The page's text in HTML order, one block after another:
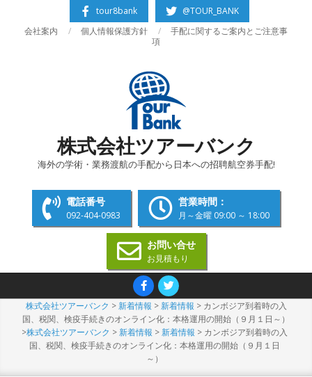
tour8bank
@TOUR_BANK
会社案内
個人情報保護方針
手配に関するご案内とご注意事
項
株式会社ツアーバンク
海外の学術・業務渡航の手配から日本への招聘航空券手配!
電話番号
092-404-0983
営業時間：
月～金曜 09:00 ～ 18:00
お問い合せ
お見積もり
Navigation
Menu
株式会社ツアーバンク >新着情報 >新着情報 > カンボジア到着時の入
国、税関、検疫手続きのオンライン化：本格運用の開始（９月１日～）
>株式会社ツアーバンク >新着情報 >新着情報 > カンボジア到着時の入
国、税関、検疫手続きのオンライン化：本格運用の開始（９月１日
～）